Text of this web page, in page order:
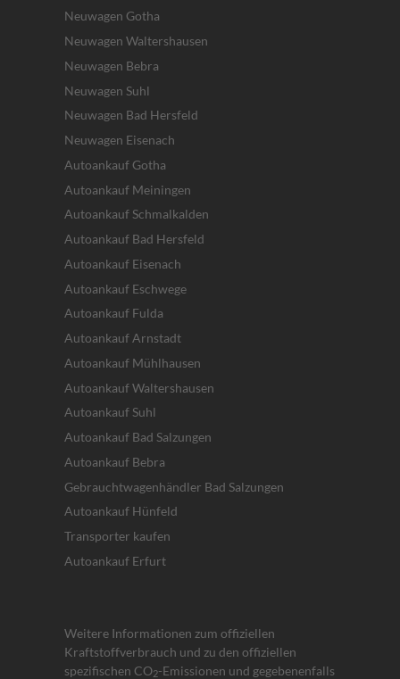
Neuwagen Gotha
Neuwagen Waltershausen
Neuwagen Bebra
Neuwagen Suhl
Neuwagen Bad Hersfeld
Neuwagen Eisenach
Autoankauf Gotha
Autoankauf Meiningen
Autoankauf Schmalkalden
Autoankauf Bad Hersfeld
Autoankauf Eisenach
Autoankauf Eschwege
Autoankauf Fulda
Autoankauf Arnstadt
Autoankauf Mühlhausen
Autoankauf Waltershausen
Autoankauf Suhl
Autoankauf Bad Salzungen
Autoankauf Bebra
Gebrauchtwagenhändler Bad Salzungen
Autoankauf Hünfeld
Transporter kaufen
Autoankauf Erfurt
Weitere Informationen zum offiziellen
Kraftstoffverbrauch und zu den offiziellen
spezifischen CO2-Emissionen und gegebenenfalls